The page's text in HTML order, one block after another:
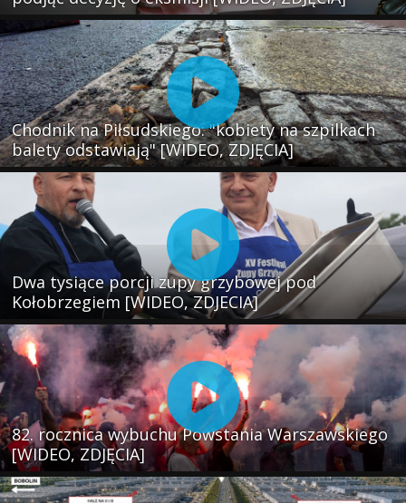
Chodnik na Piłsudskiego: "kobiety na szpilkach
balety odstawiają" [WIDEO, ZDJĘCIA]
Dwa tysiące porcji zupy grzybowej pod
Kołobrzegiem [WIDEO, ZDJECIA]
82. rocznica wybuchu Powstania Warszawskiego
[WIDEO, ZDJĘCIA]